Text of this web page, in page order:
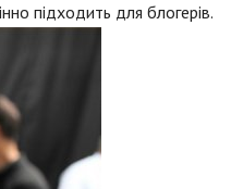
підходить для блогерів.